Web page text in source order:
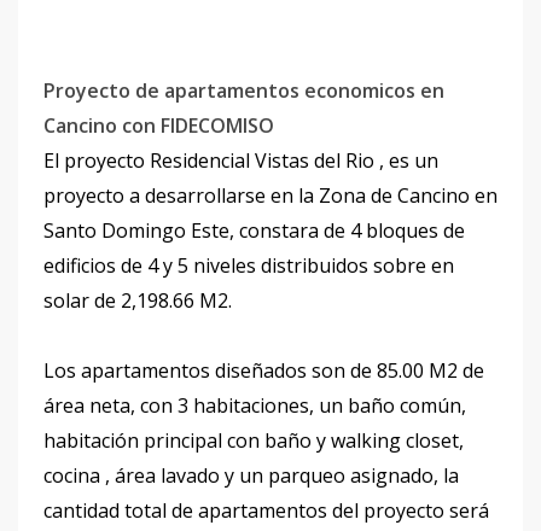
Proyecto de apartamentos economicos en
Cancino con FIDECOMISO
El proyecto Residencial Vistas del Rio , es un
proyecto a desarrollarse en la Zona de Cancino en
Santo Domingo Este, constara de 4 bloques de
edificios de 4 y 5 niveles distribuidos sobre en
solar de 2,198.66 M2.
Los apartamentos diseñados son de 85.00 M2 de
área neta, con 3 habitaciones, un baño común,
habitación principal con baño y walking closet,
cocina , área lavado y un parqueo asignado, la
cantidad total de apartamentos del proyecto será